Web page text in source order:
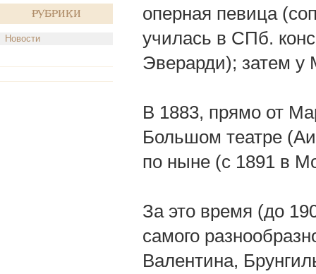
Рубрики
Новости
оперная певица
училась в СПб.
Эверарди); затем у
В 1883, прямо от
Большом театре
по ныне (с 1891 в
За это время (до
самого
Валентина,